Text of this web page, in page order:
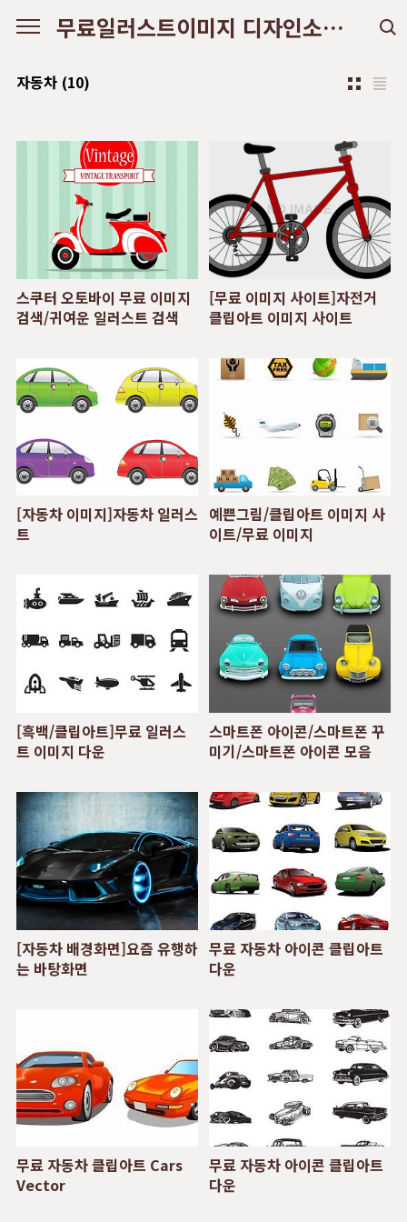
무료일러스트이미지 디자인소스 다운로드
자동차 (10)
스쿠터 오토바이 무료 이미지
검색/귀여운 일러스트 검색
[무료 이미지 사이트]자전거
클립아트 이미지 사이트
[자동차 이미지]자동차 일러스
트
예쁜그림/클립아트 이미지 사
이트/무료 이미지
[흑백/클립아트]무료 일러스
트 이미지 다운
스마트폰 아이콘/스마트폰 꾸
미기/스마트폰 아이콘 모음
[자동차 배경화면]요즘 유행하
는 바탕화면
무료 자동차 아이콘 클립아트
다운
무료 자동차 클립아트 Cars
Vector
무료 자동차 아이콘 클립아트
다운